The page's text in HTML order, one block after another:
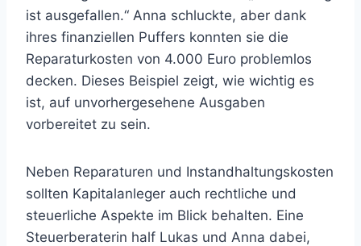
ist ausgefallen.“ Anna schluckte, aber dank
ihres finanziellen Puffers konnten sie die
Reparaturkosten von 4.000 Euro problemlos
decken. Dieses Beispiel zeigt, wie wichtig es
ist, auf unvorhergesehene Ausgaben
vorbereitet zu sein.
Neben Reparaturen und Instandhaltungskosten
sollten Kapitalanleger auch rechtliche und
steuerliche Aspekte im Blick behalten. Eine
Steuerberaterin half Lukas und Anna dabei,